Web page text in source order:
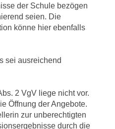
der Schule bezögen
seien. Die
könne hier ebenfalls
sei ausreichend
2 VgV liege nicht vor.
Öffnung der Angebote.
zur unberechtigten
durch die